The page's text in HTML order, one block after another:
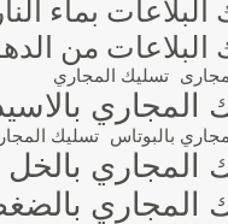
بماء النار
البلاعات من
تسليك المجاري
المجاري
بالبوتاس تسليك
المجاري بالخل
المجاري